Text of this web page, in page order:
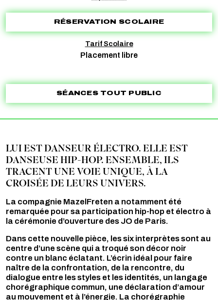
RÉSERVATION SCOLAIRE
Tarif Scolaire
Placement libre
SÉANCES TOUT PUBLIC
LUI EST DANSEUR ÉLECTRO. ELLE EST
DANSEUSE HIP-HOP. ENSEMBLE, ILS
TRACENT UNE VOIE UNIQUE, À LA
CROISÉE DE LEURS UNIVERS.
La compagnie MazelFreten a notamment été
remarquée pour sa participation hip-hop et électro à
la cérémonie d’ouverture des JO de Paris.
Dans cette nouvelle pièce, les six interprètes sont au
centre d’une scène qui a troqué son décor noir
contre un blanc éclatant. L’écrin idéal pour faire
naître de la confrontation, de la rencontre, du
dialogue entre les styles et les identités, un langage
chorégraphique commun, une déclaration d’amour
au mouvement et à l’énergie. La chorégraphie